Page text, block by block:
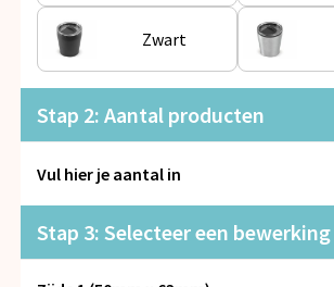
Vrije tijd en Strand
Zwart
Stap 2: Aantal producten
Vul hier je aantal in
Stap 3: Selecteer een bewerking